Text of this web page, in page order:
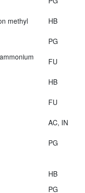
methyl
HB
PG
FU
HB
FU
AC, IN
PG
HB
PG